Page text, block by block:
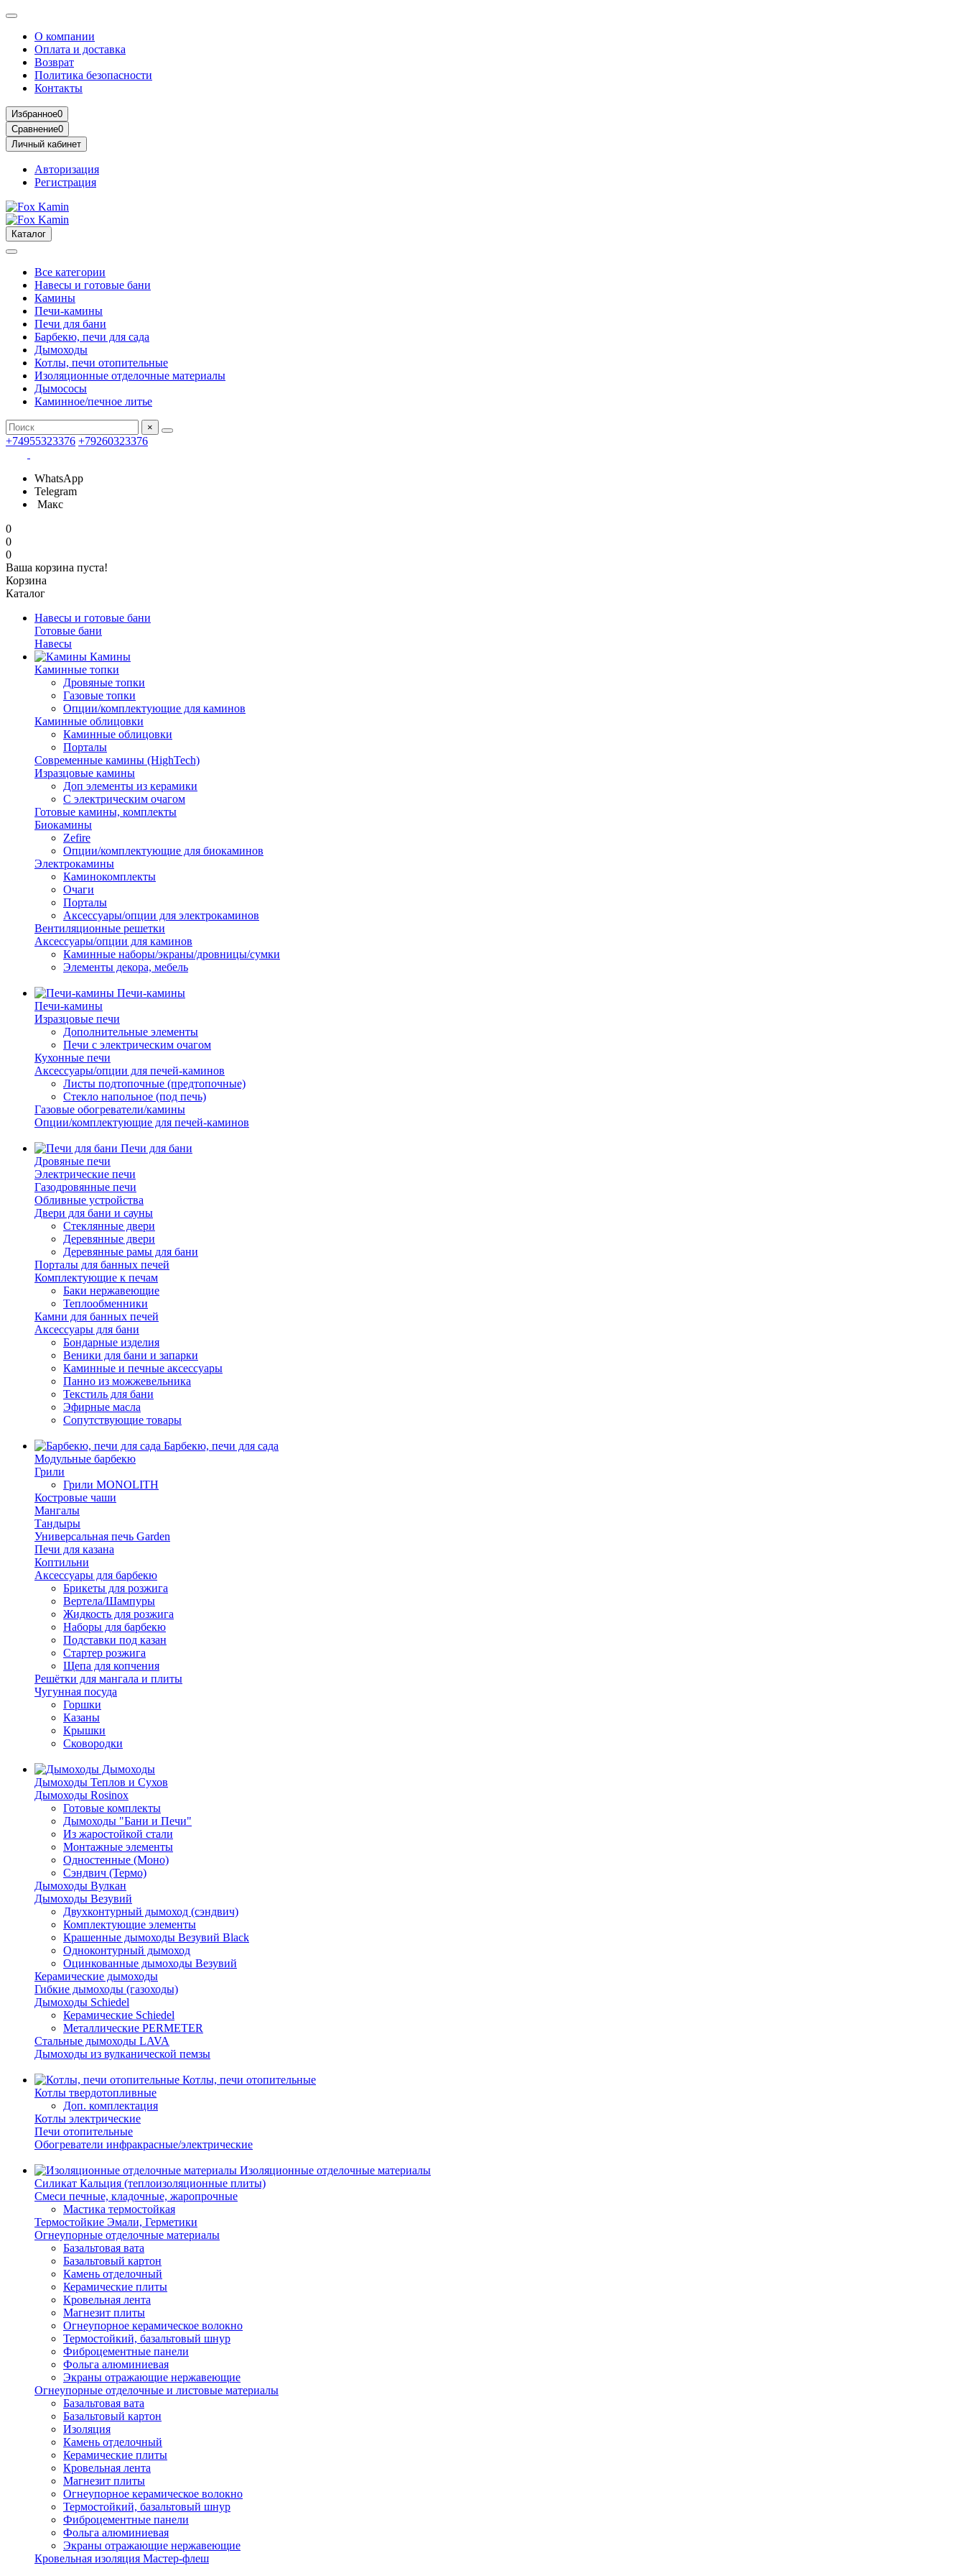
О компании
Оплата и доставка
Возврат
Политика безопасности
Контакты
Избранное0
Сравнение0
Личный кабинет
Авторизация
Регистрация
Каталог
Все категории
Навесы и готовые бани
Камины
Печи-камины
Печи для бани
Барбекю, печи для сада
Дымоходы
Котлы, печи отопительные
Изоляционные отделочные материалы
Дымососы
Каминное/печное литье
×
+74955323376 +79260323376
WhatsApp
Telegram
Макс
0
0
0
Ваша корзина пуста!
Корзина
Каталог
Навесы и готовые бани
Готовые бани
Навесы
Камины
Каминные топки
Дровяные топки
Газовые топки
Опции/комплектующие для каминов
Каминные облицовки
Каминные облицовки
Порталы
Современные камины (HighTech)
Изразцовые камины
Доп элементы из керамики
С электрическим очагом
Готовые камины, комплекты
Биокамины
Zefire
Опции/комплектующие для биокаминов
Электрокамины
Каминокомплекты
Очаги
Порталы
Аксессуары/опции для электрокаминов
Вентиляционные решетки
Аксессуары/опции для каминов
Каминные наборы/экраны/дровницы/сумки
Элементы декора, мебель
Печи-камины
Печи-камины
Изразцовые печи
Дополнительные элементы
Печи с электрическим очагом
Кухонные печи
Аксессуары/опции для печей-каминов
Листы подтопочные (предтопочные)
Стекло напольное (под печь)
Газовые обогреватели/камины
Опции/комплектующие для печей-каминов
Печи для бани
Дровяные печи
Электрические печи
Газодровянные печи
Обливные устройства
Двери для бани и сауны
Стеклянные двери
Деревянные двери
Деревянные рамы для бани
Порталы для банных печей
Комплектующие к печам
Баки нержавеющие
Теплообменники
Камни для банных печей
Аксессуары для бани
Бондарные изделия
Веники для бани и запарки
Каминные и печные аксессуары
Панно из можжевельника
Текстиль для бани
Эфирные масла
Сопутствующие товары
Барбекю, печи для сада
Модульные барбекю
Грили
Грили MONOLITH
Костровые чаши
Мангалы
Тандыры
Универсальная печь Garden
Печи для казана
Коптильни
Аксессуары для барбекю
Брикеты для розжига
Вертела/Шампуры
Жидкость для розжига
Наборы для барбекю
Подставки под казан
Стартер розжига
Щепа для копчения
Решётки для мангала и плиты
Чугунная посуда
Горшки
Казаны
Крышки
Сковородки
Дымоходы
Дымоходы Теплов и Сухов
Дымоходы Rosinox
Готовые комплекты
Дымоходы "Бани и Печи"
Из жаростойкой стали
Монтажные элементы
Одностенные (Моно)
Сэндвич (Термо)
Дымоходы Вулкан
Дымоходы Везувий
Двухконтурный дымоход (сэндвич)
Комплектующие элементы
Крашенные дымоходы Везувий Black
Одноконтурный дымоход
Оцинкованные дымоходы Везувий
Керамические дымоходы
Гибкие дымоходы (газоходы)
Дымоходы Schiedel
Керамические Schiedel
Металлические PERMETER
Стальные дымоходы LAVA
Дымоходы из вулканической пемзы
Котлы, печи отопительные
Котлы твердотопливные
Доп. комплектация
Котлы электрические
Печи отопительные
Обогреватели инфракрасные/электрические
Изоляционные отделочные материалы
Силикат Кальция (теплоизоляционные плиты)
Смеси печные, кладочные, жаропрочные
Мастика термостойкая
Термостойкие Эмали, Герметики
Огнеупорные отделочные материалы
Базальтовая вата
Базальтовый картон
Камень отделочный
Керамические плиты
Кровельная лента
Магнезит плиты
Огнеупорное керамическое волокно
Термостойкий, базальтовый шнур
Фиброцементные панели
Фольга алюминиевая
Экраны отражающие нержавеющие
Огнеупорные отделочные и листовые материалы
Базальтовая вата
Базальтовый картон
Изоляция
Камень отделочный
Керамические плиты
Кровельная лента
Магнезит плиты
Огнеупорное керамическое волокно
Термостойкий, базальтовый шнур
Фиброцементные панели
Фольга алюминиевая
Экраны отражающие нержавеющие
Кровельная изоляция Мастер-флеш